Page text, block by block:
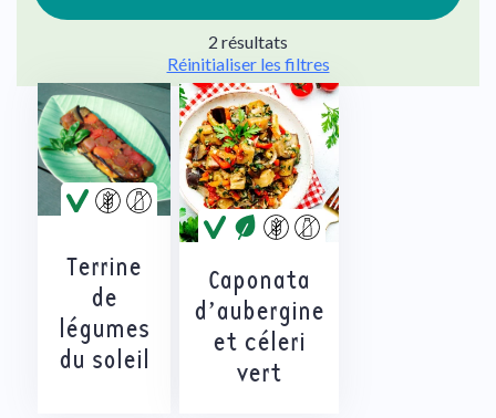
2 résultats
Réinitialiser les filtres
Terrine
de
légumes
du soleil
Caponata
d’aubergine
et céleri
vert